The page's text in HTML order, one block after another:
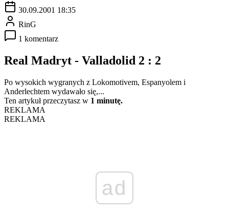
30.09.2001 18:35
RinG
1 komentarz
Real Madryt - Valladolid 2 : 2
Po wysokich wygranych z Lokomotivem, Espanyolem i
Anderlechtem wydawało się,...
Ten artykuł przeczytasz w 1 minutę.
REKLAMA
REKLAMA
ad